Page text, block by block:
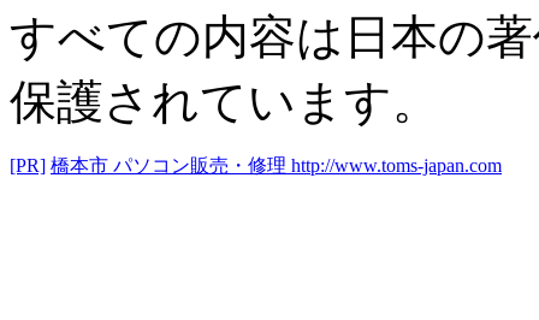
すべての内容は日本の
保護されています。
[PR] 橋本市 パソコン販売・修理 http://www.toms-japan.com